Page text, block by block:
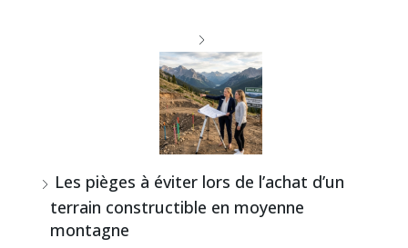
Les pièges à éviter lors de l’achat d’un
terrain constructible en moyenne
montagne